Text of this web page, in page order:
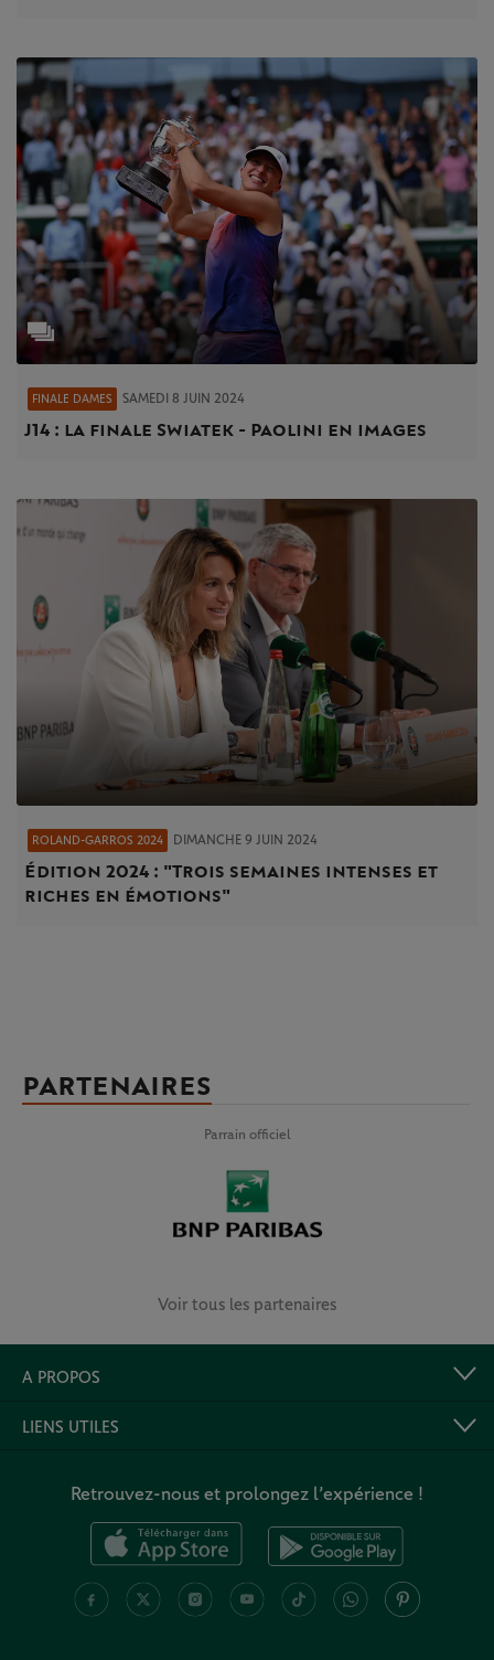
FINALE DAMES SAMEDI 8 JUIN 2024
J14 : la finale Swiatek - Paolini en images
ROLAND-GARROS 2024 DIMANCHE 9 JUIN 2024
Édition 2024 : "Trois semaines intenses et
riches en émotions"
PARTENAIRES
Parrain officiel
Voir tous les partenaires
A PROPOS
LIENS UTILES
Retrouvez-nous et prolongez l’expérience !